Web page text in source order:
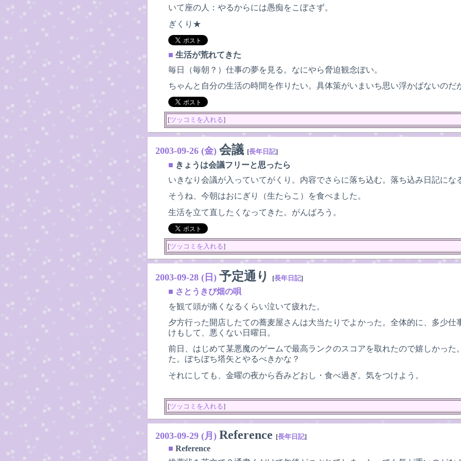
いて座の人：やるからには愚痴をこぼさず。
ぎくり★
■ 生活が荒れてきた
毎日（毎朝？）仕事の夢を見る。なにやら脅迫観念ぽい。
ちゃんと自分の生活の時間を作りたい。具体策がいまいち思い浮かばないのだ
[ツッコミを入れる]
2003-09-26 (金) 会議 [長年日記]
■ きょうは会議フリーと思ったら
いきなり会議が入っていてがくり。内容でさらに落ち込む。落ち込み日記にな
そうね、今朝はおにぎり（生たらこ）を食べました。
生活を立て直したくなってきた。がんばろう。
[ツッコミを入れる]
2003-09-28 (日) 予定通り [長年日記]
■ さとうきび畑の唄
を観て頭が痛くなるくらい泣いて疲れた。
夕方行った開店したての蕎麦屋さんは大当たりでよかった。全体的に、多少
けもして、悪くない日曜日。
前日、はじめて某悪魔のゲームで最高ランクのスコアを取れたので嬉しかっ
た。ぼちぼち塔矢とやるべきかな？
それにしても、金曜の夜から呑みどおし・食べ過ぎ。気をつけよう。
[ツッコミを入れる]
2003-09-29 (月) Reference [長年日記]
■ Reference